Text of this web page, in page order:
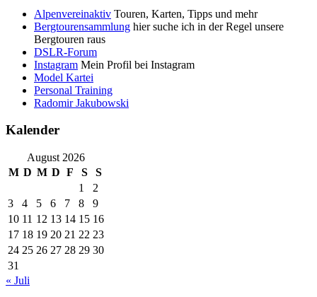
Alpenvereinaktiv Touren, Karten, Tipps und mehr
Bergtourensammlung hier suche ich in der Regel unsere
Bergtouren raus
DSLR-Forum
Instagram Mein Profil bei Instagram
Model Kartei
Personal Training
Radomir Jakubowski
Kalender
August 2026
M D M D F S
S
1
2
3
4 5 6 7 8
9
10 11 12 13 14 15 16
17 18 19 20 21 22 23
24 25 26 27 28 29 30
31
« Juli